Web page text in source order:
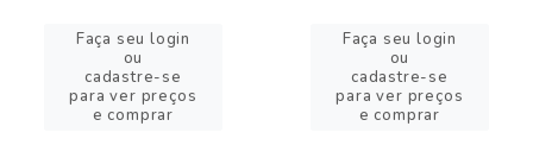
Faça seu login
ou
cadastre-se
para ver preços
e comprar
Faça seu login
ou
cadastre-se
para ver preços
e comprar